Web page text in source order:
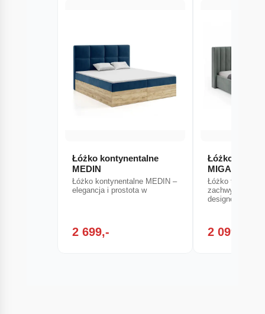
Łóżko kontynentalne
MEDIN
Łóżko kontynentalne MEDIN –
elegancja i prostota w
2 699,-
Łóżko
MIGA
Łóżko
zachwyca
designem, który
2 099,-